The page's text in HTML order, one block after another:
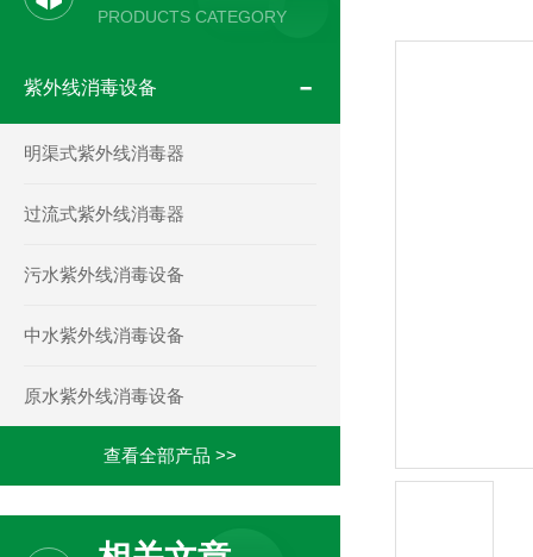
PRODUCTS CATEGORY
紫外线消毒设备
明渠式紫外线消毒器
过流式紫外线消毒器
污水紫外线消毒设备
中水紫外线消毒设备
原水紫外线消毒设备
查看全部产品 >>